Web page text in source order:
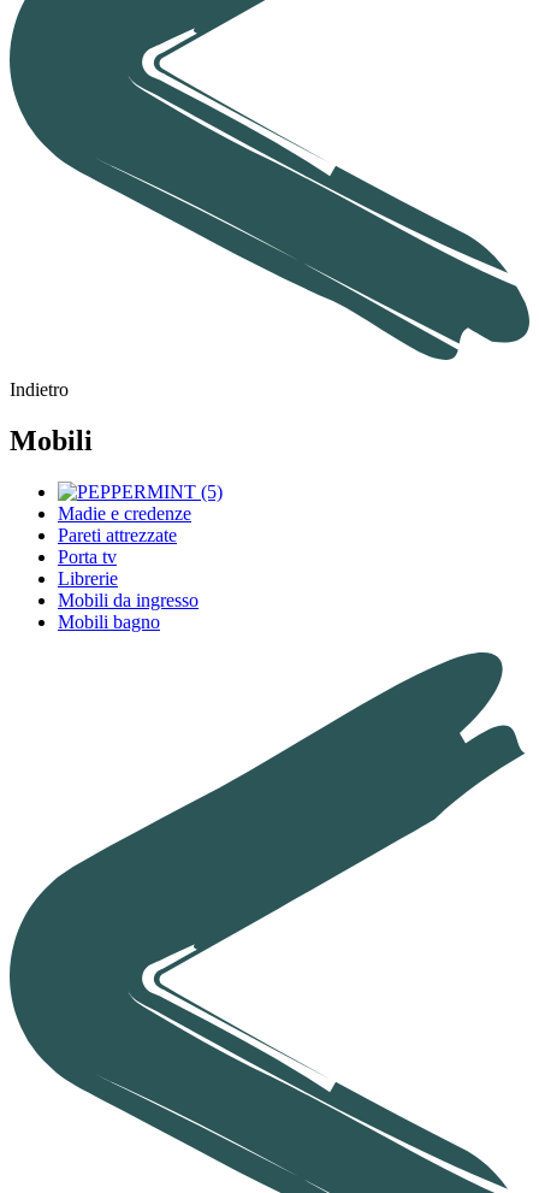
Indietro
Mobili
Madie e credenze
Pareti attrezzate
Porta tv
Librerie
Mobili da ingresso
Mobili bagno